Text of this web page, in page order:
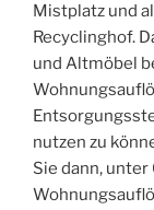
Mistplatz und
Recyclinghof.
und Altmöbel
nutzen zu
Sie dann,